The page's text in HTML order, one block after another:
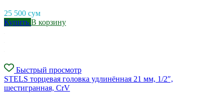
25 500 сум
Купить В корзину
Быстрый просмотр
STELS торцевая головка удлинённая 21 мм, 1/2″,
шестигранная, CrV